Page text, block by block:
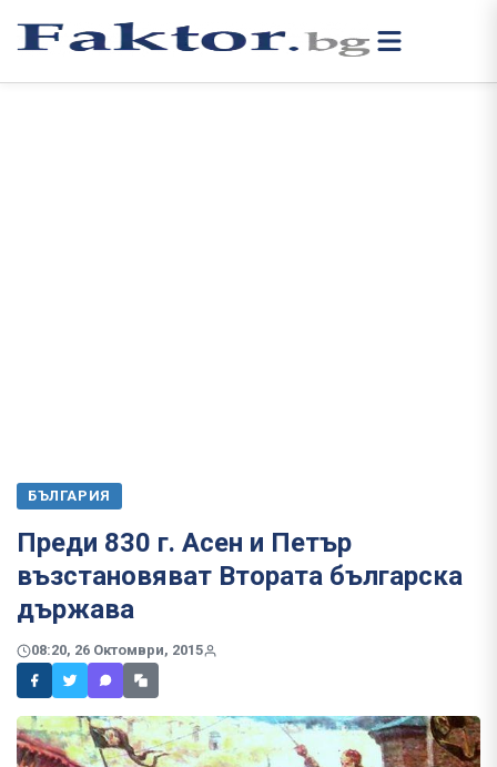
БЪЛГАРИЯ
​Преди 830 г. Асен и Петър
възстановяват Втората българска
държава
08:20, 26 Октомври, 2015